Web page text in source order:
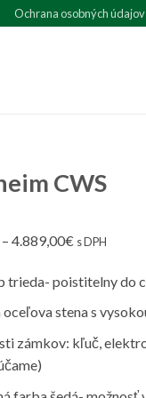
Ochrana osobných údajov
CWS
– 4.889,00€ s DPH
trieda- poistitelny do
stena s
zámkov: kľuč,